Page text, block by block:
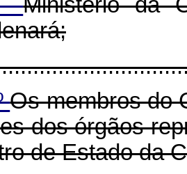
-Ministério da
Os membros do
dos órgãos
de Estado da